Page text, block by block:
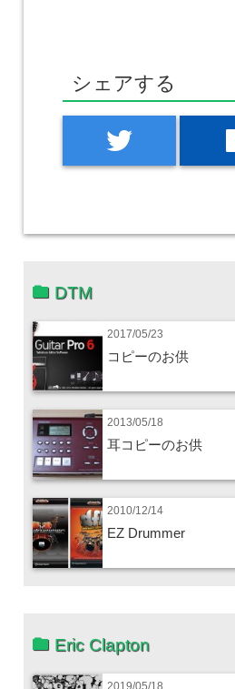
シェアする
twitter
DTM
2017/05/23
コピーのお供
2013/05/18
耳コピーのお供
2010/12/14
EZ Drummer
Eric Clapton